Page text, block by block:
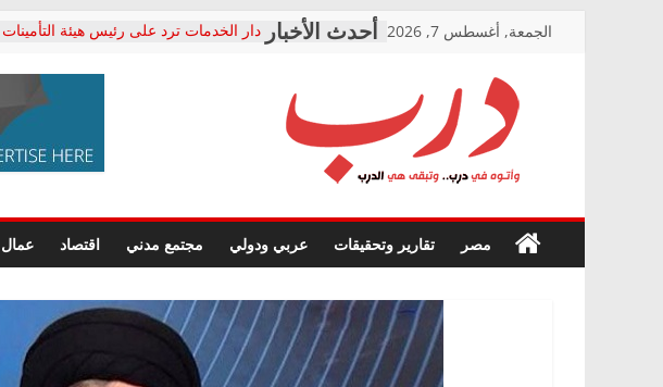
الجمعة, أغسطس 7, 2026
دار الخدمات ترد على رئيس هيئة التأمينات
معاناة أصحاب المعاشات.. ونطالب بكشف
فرحات سليمان يكتب: القطاع الصحي إلى
حزب التحالف الشعبي يطلق لجنة “الحق
صور .. اعتماد الرسومات النهائية للقرار
الوزاري لمدينة الصحفيين.. وانتهاء أعمال
إنشاء المبنى الإداري
متابعة قضية الدكتور محمد زهران.. ويؤكد:
قرينة البراءة وضمانات المحاكمة العادلة
حق أصيل
درب
في
درب..
مصر تقارير وتحقيقات عربي ودولي مجتمع مدني اقتصاد عمال